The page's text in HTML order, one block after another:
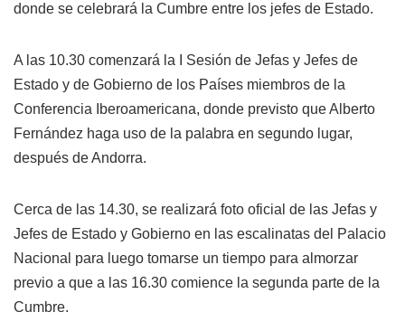
donde se celebrará la Cumbre entre los jefes de Estado.
A las 10.30 comenzará la I Sesión de Jefas y Jefes de
Estado y de Gobierno de los Países miembros de la
Conferencia Iberoamericana, donde previsto que Alberto
Fernández haga uso de la palabra en segundo lugar,
después de Andorra.
Cerca de las 14.30, se realizará foto oficial de las Jefas y
Jefes de Estado y Gobierno en las escalinatas del Palacio
Nacional para luego tomarse un tiempo para almorzar
previo a que a las 16.30 comience la segunda parte de la
Cumbre.